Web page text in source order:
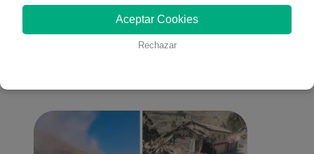
También te puede
Aceptar Cookies
Rechazar